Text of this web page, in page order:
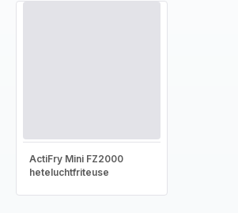
ActiFry Mini FZ2000
heteluchtfriteuse